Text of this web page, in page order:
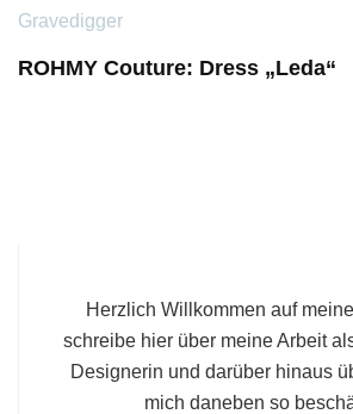
ROHMY Couture: Dress „Leda“
Herzlich Willkommen auf
schreibe hier über meine Arbeit
Designerin und darüber hinaus
mich daneben so